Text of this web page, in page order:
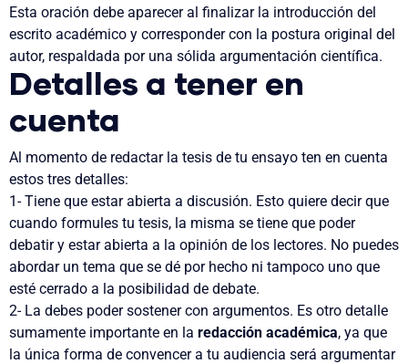
Esta oración debe aparecer al finalizar la introducción del
escrito académico y corresponder con la postura original del
autor, respaldada por una sólida argumentación científica.
Detalles a tener en
cuenta
Al momento de redactar la tesis de tu ensayo ten en cuenta
estos tres detalles:
1- Tiene que estar abierta a discusión. Esto quiere decir que
cuando formules tu tesis, la misma se tiene que poder
debatir y estar abierta a la opinión de los lectores. No puedes
abordar un tema que se dé por hecho ni tampoco uno que
esté cerrado a la posibilidad de debate.
2- La debes poder sostener con argumentos. Es otro detalle
sumamente importante en la redacción académica, ya que
la única forma de convencer a tu audiencia será argumentar